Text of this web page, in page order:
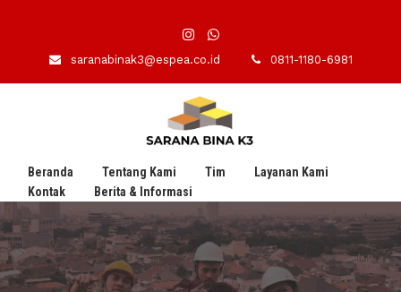
saranabinak3@espea.co.id 0811-1180-6981
Beranda Tentang Kami Tim
Layanan Kami
Kontak
Berita & Informasi